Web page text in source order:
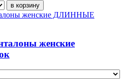
женские